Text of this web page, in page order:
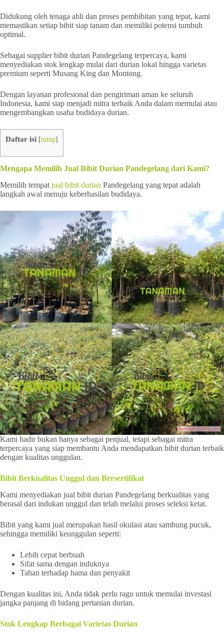
Didukung oleh tenaga ahli dan proses pembibitan yang tepat, kami
memastikan setiap bibit siap tanam dan memiliki potensi tumbuh
optimal.
Sebagai supplier bibit durian Pandegelang terpercaya, kami
menyediakan stok lengkap mulai dari durian lokal hingga varietas
premium seperti Musang King dan Montong.
Dengan layanan profesional dan pengiriman aman ke seluruh
Indonesia, kami siap menjadi mitra terbaik Anda dalam memulai atau
mengembangkan usaha budidaya durian.
Daftar isi [tutup]
Mengapa Memilih Jual Bibit Durian Pandegelang dari Kami?
Memilih tempat jual bibit durian Pandegelang yang tepat adalah
langkah awal menuju keberhasilan budidaya.
Kami hadir bukan hanya sebagai penjual, tetapi sebagai mitra
terpercaya yang siap membantu Anda mendapatkan bibit durian terbaik
dengan kualitas unggulan.
Bibit Berkualitas Unggul dan Bersertifikat
Kami menyediakan jual bibit durian Pandegelang berkualitas yang
berasal dari indukan unggul dan telah melalui proses seleksi ketat.
Bibit yang kami jual merupakan hasil okulasi atau sambung pucuk,
sehingga memiliki keunggulan seperti:
Lebih cepat berbuah
Sifat sama dengan induknya
Tahan terhadap hama dan penyakit
Dengan kualitas ini, Anda tidak perlu ragu untuk memulai investasi
jangka panjang di bidang pertanian durian.
Stok Lengkap Berbagai Varietas Durian